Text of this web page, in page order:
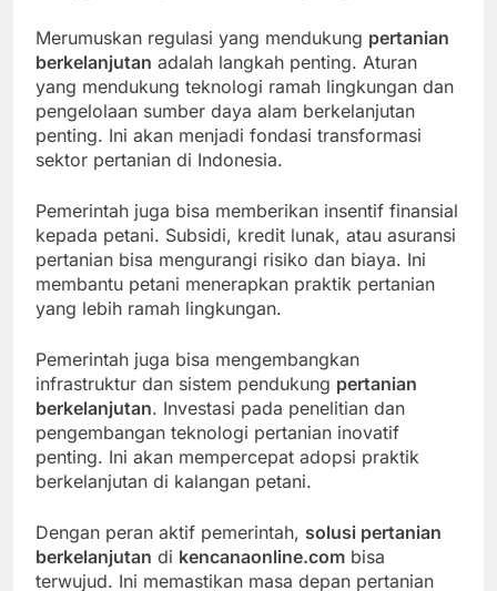
Merumuskan regulasi yang mendukung pertanian
berkelanjutan adalah langkah penting. Aturan
yang mendukung teknologi ramah lingkungan dan
pengelolaan sumber daya alam berkelanjutan
penting. Ini akan menjadi fondasi transformasi
sektor pertanian di Indonesia.
Pemerintah juga bisa memberikan insentif finansial
kepada petani. Subsidi, kredit lunak, atau asuransi
pertanian bisa mengurangi risiko dan biaya. Ini
membantu petani menerapkan praktik pertanian
yang lebih ramah lingkungan.
Pemerintah juga bisa mengembangkan
infrastruktur dan sistem pendukung pertanian
berkelanjutan. Investasi pada penelitian dan
pengembangan teknologi pertanian inovatif
penting. Ini akan mempercepat adopsi praktik
berkelanjutan di kalangan petani.
Dengan peran aktif pemerintah, solusi pertanian
berkelanjutan di kencanaonline.com bisa
terwujud. Ini memastikan masa depan pertanian